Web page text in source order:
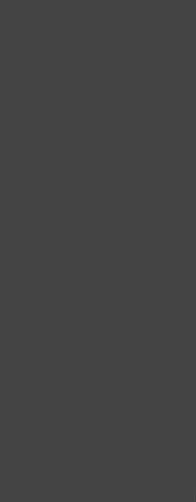
время подешевел
за рубежом уже и
разработали,
О пенсии по
пособии и
Женя предлагает
Зная, что вторая
спрашиваю у него,
— Получаю пенсию
из этой суммы
1,8. Мне повезло,
пришлось бы
отвечает он. — За
на первой группе,
один раз. Ежегодно